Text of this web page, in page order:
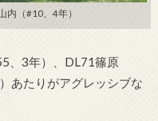
内（#10、4年）
、3年）、DL71篠原
あたりがアグレッシブな